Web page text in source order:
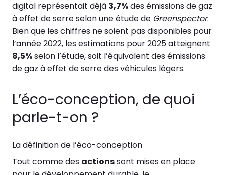
digital représentait déjà 3,7%des émissions de gaz
à effet de serre selon une étude de Greenspector.
Bien que les chiffres ne soient pas disponibles pour
l’année 2022, les estimations pour 2025 atteignent
8,5%selon l’étude, soit l’équivalent des émissions
de gaz à effet de serre des véhicules légers.
L’éco-conception, de quoi
parle-t-on ?
La définition de l’éco-conception
Tout comme des actionssont mises en place